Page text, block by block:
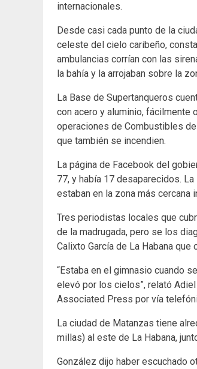
internacionales.
Desde casi cada punto de la
celeste del cielo caribeño,
ambulancias corrían con las
la bahía y la arrojaban sobre la
La Base de Supertanqueros
con acero y aluminio, fácilmente
operaciones de Combustibles
que también se incendien.
La página de Facebook del
77, y había 17 desaparecidos.
estaban en la zona más cercana
Tres periodistas locales que
de la madrugada, pero se los
Calixto García de La Habana
“Estaba en el gimnasio cuando
elevó por los cielos”, relató
Associated Press por vía
La ciudad de Matanzas tiene
millas) al este de La Habana,
González dijo haber escuchado